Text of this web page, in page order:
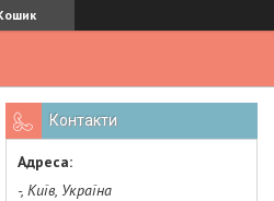
Контакти
-, Київ, Україна